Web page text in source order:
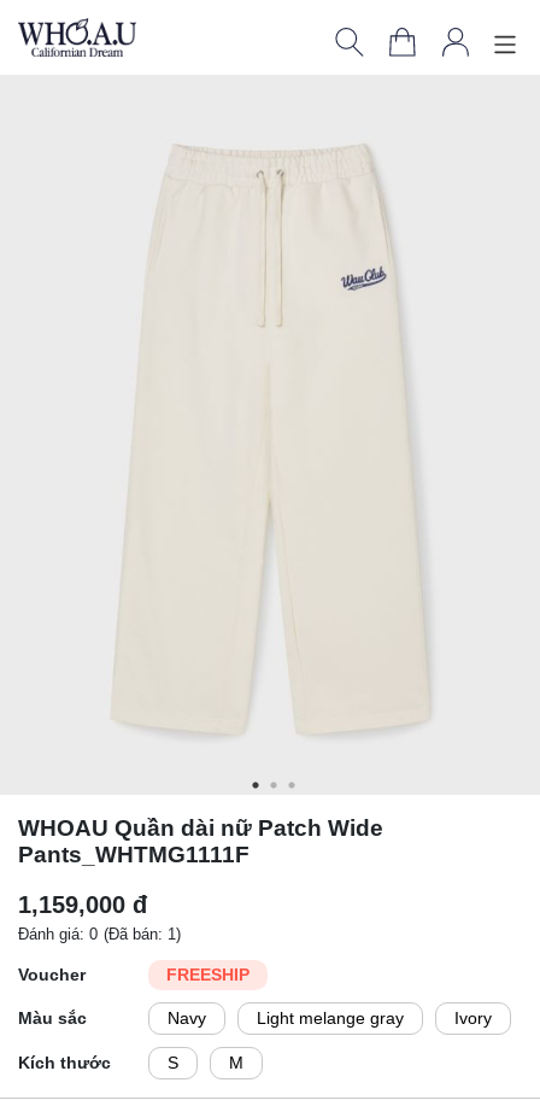
WHOAU Quần dài nữ Patch Wide
Pants_WHTMG1111F
1,159,000 đ
Đánh giá: 0 (Đã bán: 1)
Voucher FREESHIP
Màu sắc Navy Light melange gray Ivory
Kích thước S M